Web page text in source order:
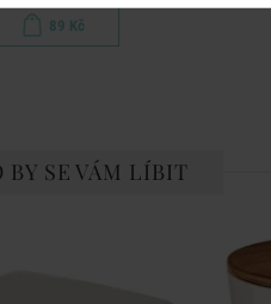
89 Kč
BY SE VÁM LÍBIT